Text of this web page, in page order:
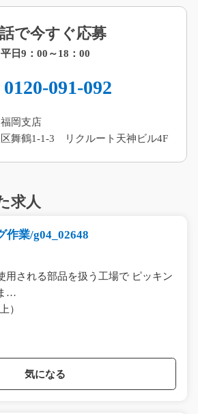
で今すぐ応募
平日9：00～18：00
0120-091-092
岡支店
舞鶴1-1-3 リクルート天神ビル4F
求人
作業/g04_02648
用される部品を扱う工場で ピッキン
…
）
気になる